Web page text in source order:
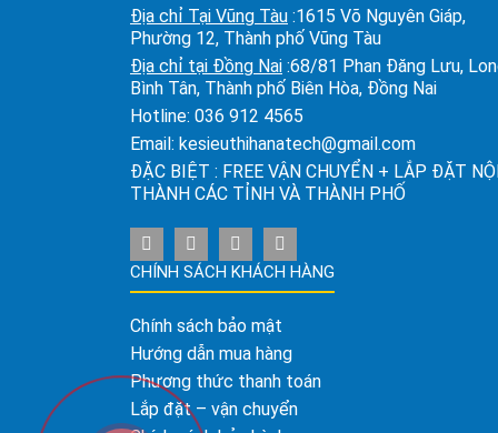
Địa chỉ Tại Vũng Tàu :1615 Võ Nguyên Giáp,
Phường 12, Thành phố Vũng Tàu
Địa chỉ tại Đồng Nai :68/81 Phan Đăng Lưu,
Bình Tân, Thành phố Biên Hòa, Đồng Nai
Hotline: 036 912 4565
Email: kesieuthihanatech@gmail.com
ĐẶC BIỆT : FREE VẬN CHUYỂN + LẮP ĐẶT
THÀNH CÁC TỈNH VÀ THÀNH PHỐ
CHÍNH SÁCH KHÁCH HÀNG
Chính sách bảo mật
Hướng dẫn mua hàng
Phương thức thanh toán
Lắp đặt – vận chuyển